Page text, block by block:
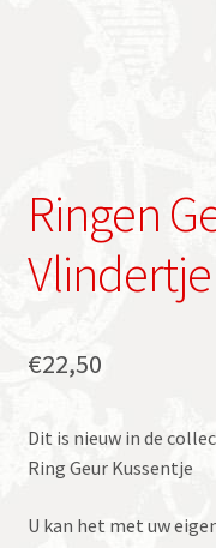
Ringen
Vlindertje
€22,50
Dit is nieuw in de
Ring Geur Kussentje
U kan het met uw